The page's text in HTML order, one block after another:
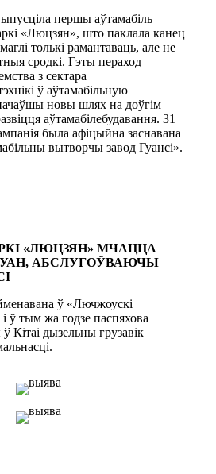
першы аўтамабіль
«Люцзян», што паклала канец
толькі рамантаваць, але не
сродкі. Гэты пераход
з сектара
ў аўтамабільную
новы шлях на доўгім
аўтамабілебудавання. 31
была афіцыйна заснавана
вытворчы завод Гуансі».
«ЛЮЦЗЯН» МЧАЦЦА
АБСЛУГОЎВАЮЧЫ
ў «Лючжоускі
ў тым жа годзе паспяхова
Кітаі дызельны грузавік